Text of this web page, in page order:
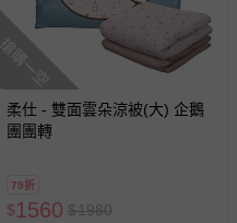
搶購一空
柔仕 - 雙面雲朵涼被(大) 企鵝
團團轉
79折
$1560 $1980